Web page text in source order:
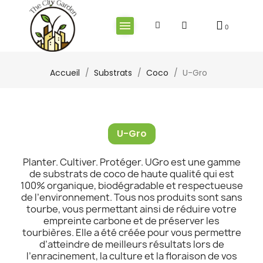
Accueil Substrats Coco U-Gro
U-Gro
Planter. Cultiver. Protéger. UGro est une gamme
de substrats de coco de haute qualité qui est
100% organique, biodégradable et respectueuse
de l’environnement. Tous nos produits sont sans
tourbe, vous permettant ainsi de réduire votre
empreinte carbone et de préserver les
tourbières. Elle a été créée pour vous permettre
d’atteindre de meilleurs résultats lors de
l’enracinement, la culture et la floraison de vos